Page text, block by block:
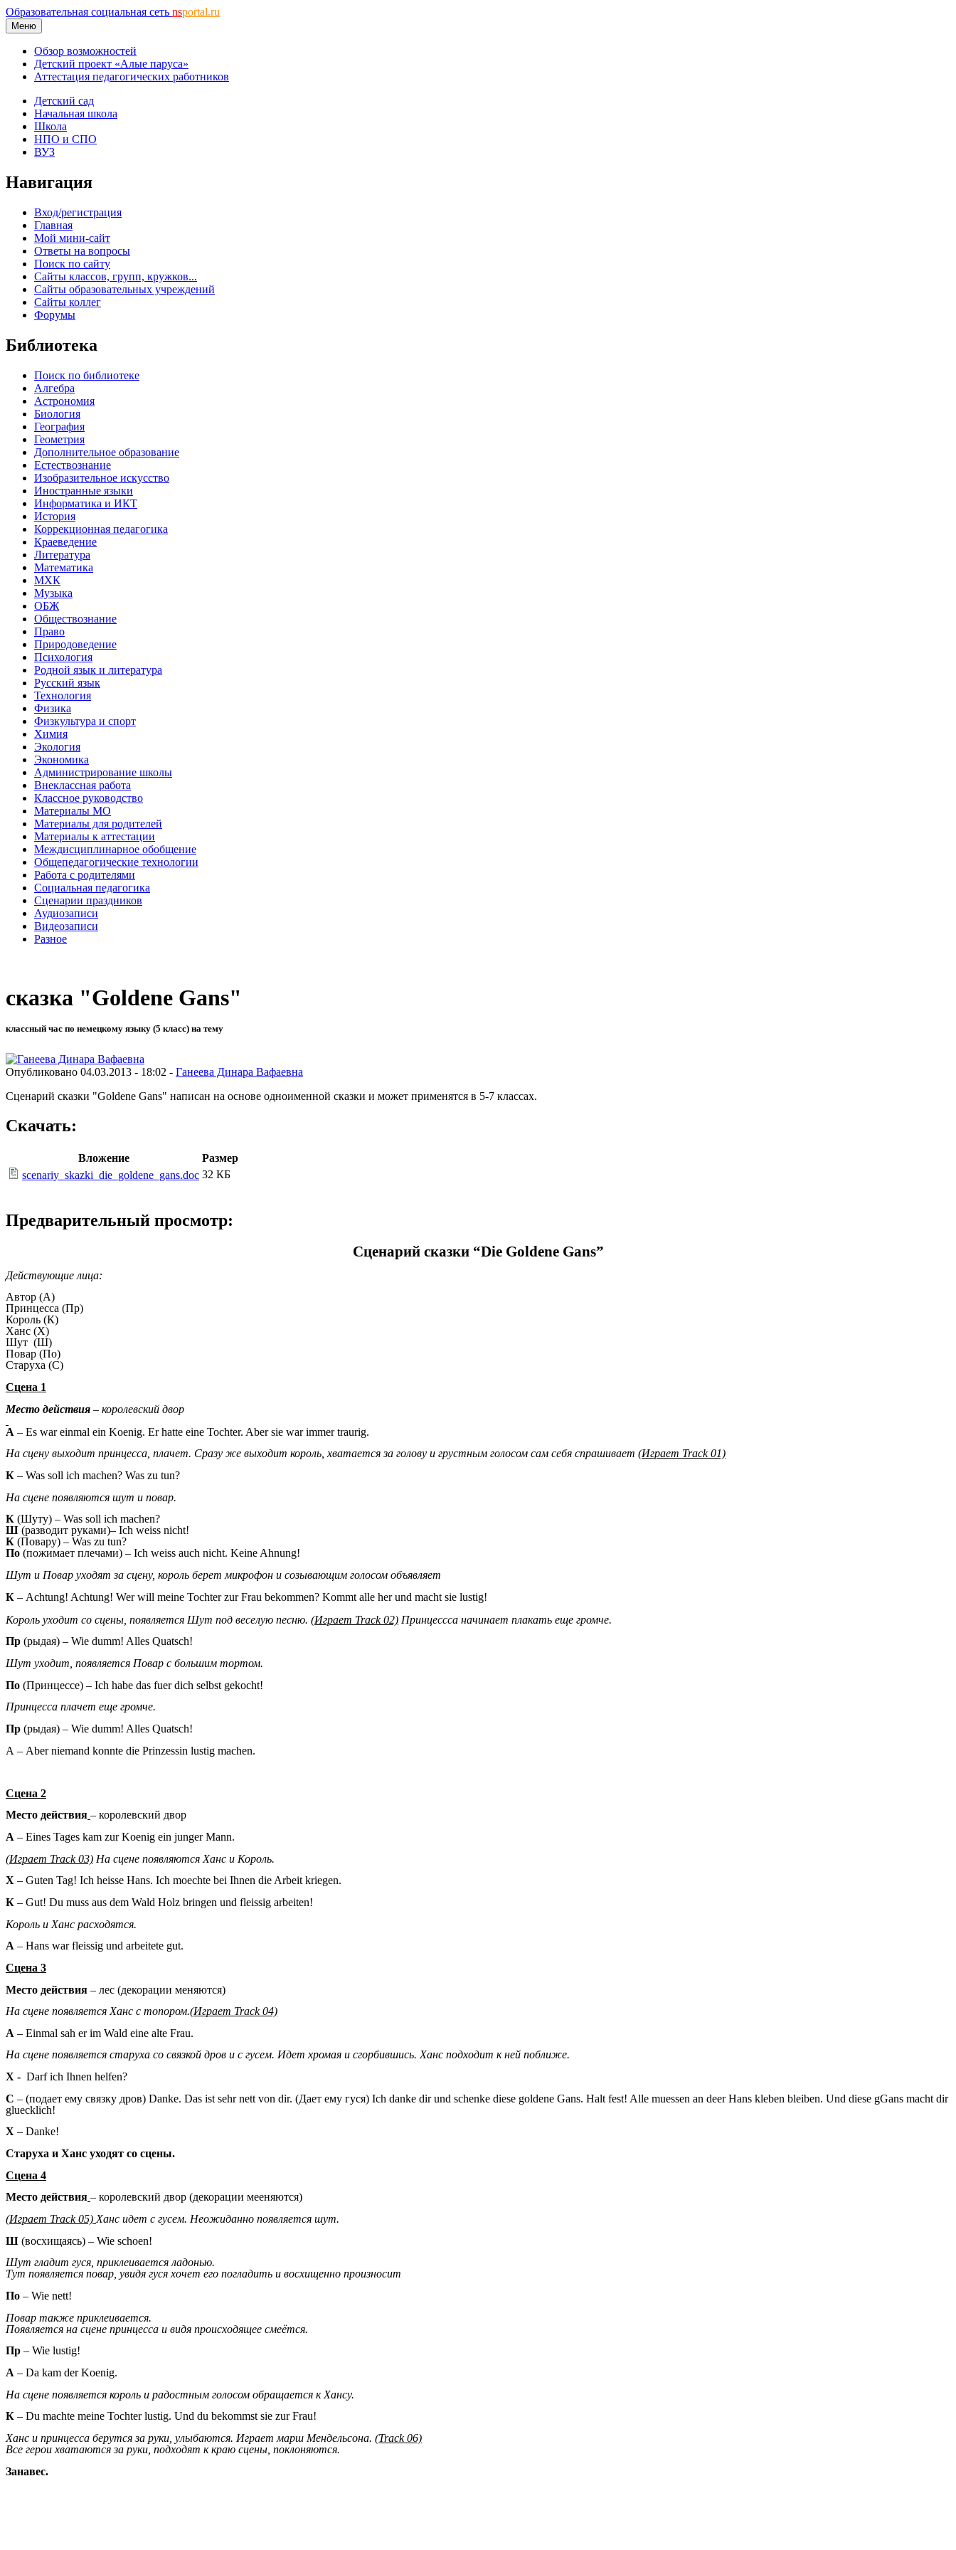
Образовательная социальная сеть nsportal.ru
Меню
Обзор возможностей
Детский проект «Алые паруса»
Аттестация педагогических работников
Детский сад
Начальная школа
Школа
НПО и СПО
ВУЗ
Навигация
Вход/регистрация
Главная
Мой мини-сайт
Ответы на вопросы
Поиск по сайту
Сайты классов, групп, кружков...
Сайты образовательных учреждений
Сайты коллег
Форумы
Библиотека
Поиск по библиотеке
Алгебра
Астрономия
Биология
География
Геометрия
Дополнительное образование
Естествознание
Изобразительное искусство
Иностранные языки
Информатика и ИКТ
История
Коррекционная педагогика
Краеведение
Литература
Математика
МХК
Музыка
ОБЖ
Обществознание
Право
Природоведение
Психология
Родной язык и литература
Русский язык
Технология
Физика
Физкультура и спорт
Химия
Экология
Экономика
Администрирование школы
Внеклассная работа
Классное руководство
Материалы МО
Материалы для родителей
Материалы к аттестации
Междисциплинарное обобщение
Общепедагогические технологии
Работа с родителями
Социальная педагогика
Сценарии праздников
Аудиозаписи
Видеозаписи
Разное
сказка "Goldene Gans"
классный час по немецкому языку (5 класс) на тему
Опубликовано 04.03.2013 - 18:02 - Ганеева Динара Вафаевна
Сценарий сказки "Goldene Gans" написан на основе одноименной сказки и может применятся в 5-7 классах.
Скачать:
Вложение
Размер
scenariy_skazki_die_goldene_gans.doc 32 КБ
Предварительный просмотр:
Сценарий сказки “Die Goldene Gans”
Действующие лица:
Автор (А)
Принцесса (Пр)
Король (К)
Ханс (Х)
Шут (Ш)
Повар (По)
Старуха (С)
Сцена 1
Место действия – королевский двор
А – Es war einmal ein Koenig. Er hatte eine Tochter. Aber sie war immer traurig.
На сцену выходит принцесса, плачет. Сразу же выходит король, хватается за голову и грустным голосом сам себя спрашивает (Играет Track 01)
К – Was soll ich machen? Was zu tun?
На сцене появляются шут и повар.
К (Шуту) – Was soll ich machen?
Ш (разводит руками)– Ich weiss nicht!
К (Повару) – Was zu tun?
По (пожимает плечами) – Ich weiss auch nicht. Keine Ahnung!
Шут и Повар уходят за сцену, король берет микрофон и созывающим голосом объявляет
К – Achtung! Achtung! Wer will meine Tochter zur Frau bekommen? Kommt alle her und macht sie lustig!
Король уходит со сцены, появляется Шут под веселую песню. (Играет Track 02) Принцессса начинает плакать еще громче.
Пр (рыдая) – Wie dumm! Alles Quatsch!
Шут уходит, появляется Повар с большим тортом.
По (Принцессе) – Ich habe das fuer dich selbst gekocht!
Принцесса плачет еще громче.
Пр (рыдая) – Wie dumm! Alles Quatsch!
А – Aber niemand konnte die Prinzessin lustig machen.
Сцена 2
Место действия – королевский двор
А – Eines Tages kam zur Koenig ein junger Mann.
(Играет Track 03) На сцене появляются Ханс и Король.
X – Guten Tag! Ich heisse Hans. Ich moechte bei Ihnen die Arbeit kriegen.
К – Gut! Du muss aus dem Wald Holz bringen und fleissig arbeiten!
Король и Ханс расходятся.
А – Hans war fleissig und arbeitete gut.
Сцена 3
Место действия – лес (декорации меняются)
На сцене появляется Ханс с топором.(Играет Track 04)
А – Einmal sah er im Wald eine alte Frau.
На сцене появляется старуха со связкой дров и с гусем. Идет хромая и сгорбившись. Ханс подходит к ней поближе.
Х - Darf ich Ihnen helfen?
C – (подает ему связку дров) Danke. Das ist sehr nett von dir. (Дает ему гуся) Ich danke dir und schenke diese goldene Gans. Halt fest! Alle muessen an deer Hans kleben bleiben. Und diese gGans macht dir
gluecklich!
Х – Danke!
Старуха и Ханс уходят со сцены.
Сцена 4
Место действия – королевский двор (декорации мееняются)
(Играет Track 05) Ханс идет с гусем. Неожиданно появляется шут.
Ш (восхищаясь) – Wie schoen!
Шут гладит гуся, приклеивается ладонью.
Тут появляется повар, увидя гуся хочет его погладить и восхищенно произносит
По – Wie nett!
Повар также приклеивается.
Появляется на сцене принцесса и видя происходящее смеётся.
Пр – Wie lustig!
А – Da kam der Koenig.
На сцене появляется король и радостным голосом обращается к Хансу.
К – Du machte meine Tochter lustig. Und du bekommst sie zur Frau!
Ханс и принцесса берутся за руки, улыбаются. Играет марш Мендельсона. (Track 06)
Все герои хватаются за руки, подходят к краю сцены, поклоняются.
Занавес.